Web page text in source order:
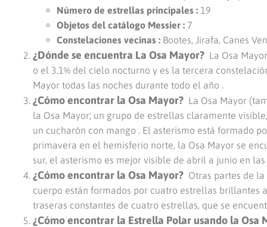
Número de estrellas principales : 19
Objetos del catálogo Messier : 7
Constelaciones vecinas : Bootes, Jirafa, Canes
¿Dónde se encuentra La Osa Mayor? La Osa
o el 3.1% del cielo nocturno y es la tercera
Mayor todas las noches durante todo el año .
¿Cómo encontrar la Osa Mayor? La Osa Mayor
la Osa Mayor; un grupo de estrellas claramente
un cucharón con mango . El asterismo está formado
primavera en el hemisferio norte, la Osa Mayor se
sur, el asterismo es mejor visible de abril a junio en
¿Cómo encontrar la Osa Mayor? Otras partes de
cuerpo están formados por cuatro estrellas brillantes
traseras constantes de cuatro estrellas, que se
¿Cómo encontrar la Estrella Polar usando la Osa